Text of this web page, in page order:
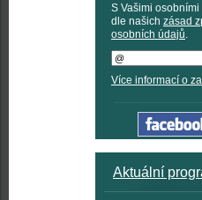
S Vašimi
dle našich zásad
osobních údajů
Více informací o
Aktuální